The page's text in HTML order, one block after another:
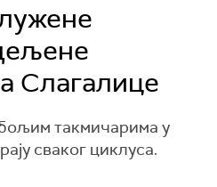
Слагалице
такмичарима у
сваког циклуса.